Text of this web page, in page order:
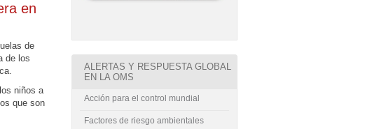
en
de
de los
niños a
que son
ALERTAS Y RESPUESTA GLOBAL
EN LA OMS
Acción para el control mundial
Factores de riesgo ambientales